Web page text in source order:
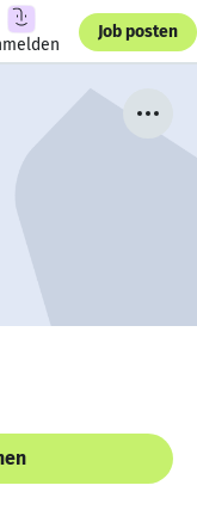
Job posten